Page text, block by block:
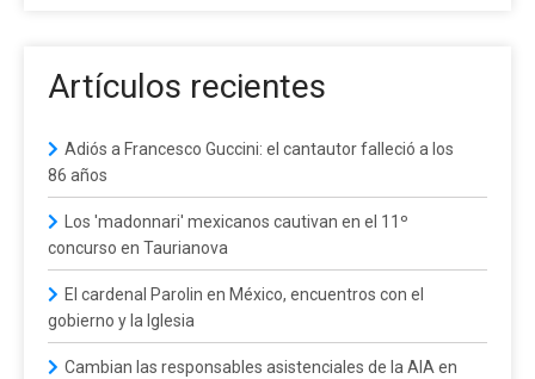
Artículos recientes
Adiós a Francesco Guccini: el cantautor falleció a los
86 años
Los 'madonnari' mexicanos cautivan en el 11º
concurso en Taurianova
El cardenal Parolin en México, encuentros con el
gobierno y la Iglesia
Cambian las responsables asistenciales de la AIA en